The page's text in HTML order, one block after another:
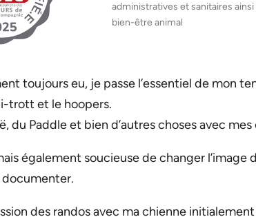
administratives et sanitaires ainsi
bien-être animal
toujours eu, je passe l’essentiel de mon
trott et le hoopers.
du Paddle et bien d’autres choses avec mes
également soucieuse de changer
des randos avec ma chienne